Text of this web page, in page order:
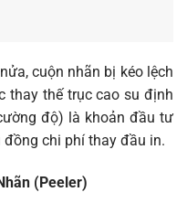
cuộn nhãn bị kéo lệch
thay thế trục cao su định
độ) là khoản đầu tư
chi phí thay đầu in.
(Peeler)